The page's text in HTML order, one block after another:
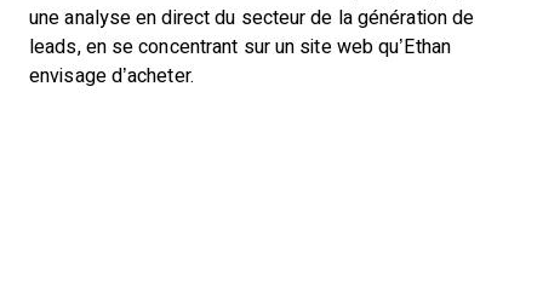
une analyse en direct du secteur de la génération de
leads, en se concentrant sur un site web qu’Ethan
envisage d’acheter.